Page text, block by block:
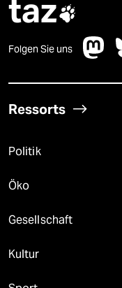
taz
Folgen Sie uns
Ressorts
Politik
Öko
Gesellschaft
Kultur